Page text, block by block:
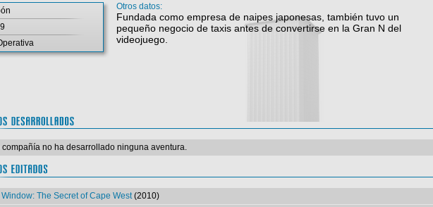
Otros datos:
Fundada como empresa de naipes japonesas, también tuvo un
pequeño negocio de taxis antes de convertirse en la Gran N del
videojuego.
compañía no ha desarrollado ninguna aventura.
Window: The Secret of Cape West(2010)